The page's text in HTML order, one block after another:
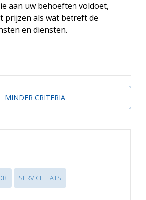
aan uw behoeften voldoet,
prijzen als wat betreft de
en diensten.
MINDER CRITERIA
SERVICEFLATS